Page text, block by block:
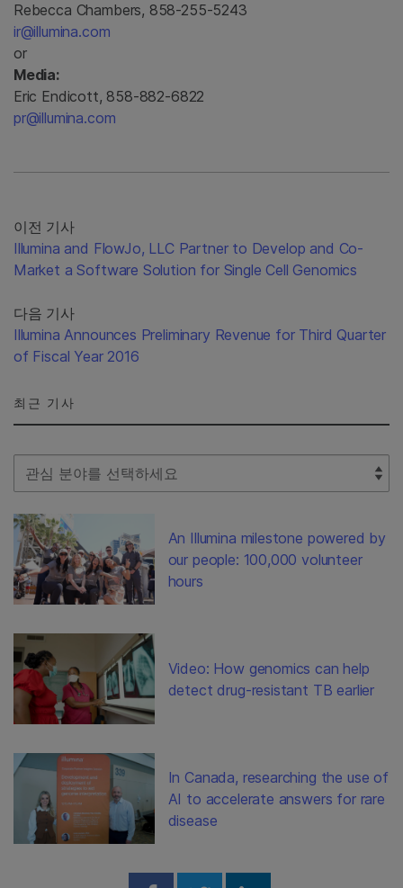
Rebecca Chambers, 858-255-5243
ir@illumina.com
or
Media:
Eric Endicott, 858-882-6822
pr@illumina.com
이전 기사
Illumina and FlowJo, LLC Partner to Develop and Co-
Market a Software Solution for Single Cell Genomics
다음 기사
Illumina Announces Preliminary Revenue for Third Quarter
of Fiscal Year 2016
최근 기사
Select Filter
An Illumina milestone powered by
our people: 100,000 volunteer
hours
Video: How genomics can help
detect drug-resistant TB earlier
In Canada, researching the use of
AI to accelerate answers for rare
disease